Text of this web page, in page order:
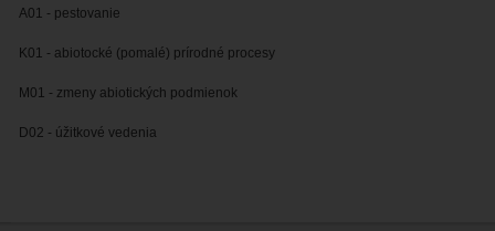
A01 - pestovanie
K01 - abiotocké (pomalé) prírodné procesy
M01 - zmeny abiotických podmienok
D02 - úžitkové vedenia